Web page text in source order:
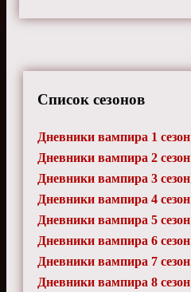
Список сезонов
Дневники вампира 1 сезон
Дневники вампира 2 сезон
Дневники вампира 3 сезон
Дневники вампира 4 сезон
Дневники вампира 5 сезон
Дневники вампира 6 сезон
Дневники вампира 7 сезон
Дневники вампира 8 сезон